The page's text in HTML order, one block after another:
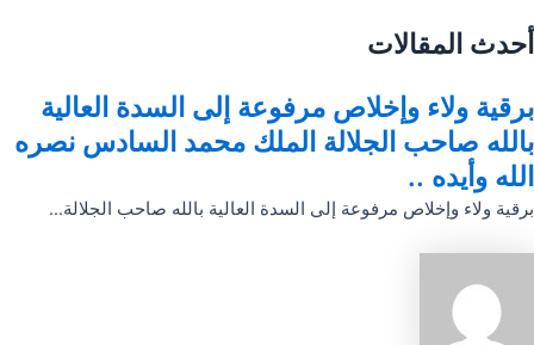
أحدث المقالات
برقية ولاء وإخلاص مرفوعة إلى السدة العالية
بالله صاحب الجلالة الملك محمد السادس نصره
الله وأيده ..
برقية ولاء وإخلاص مرفوعة إلى السدة العالية بالله صاحب الجلالة...